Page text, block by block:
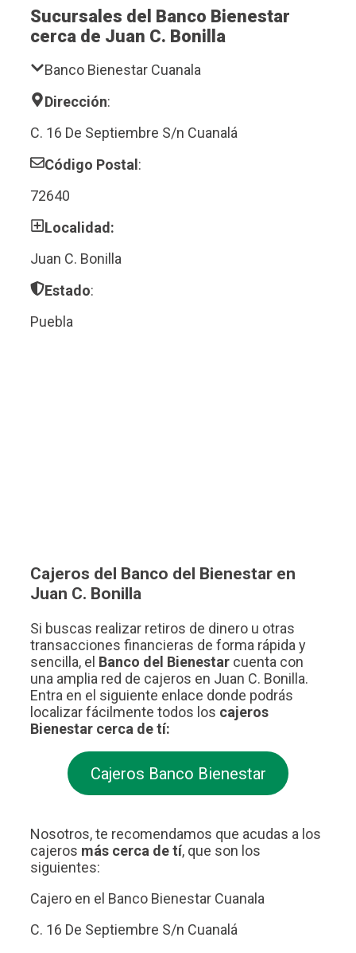
Sucursales del Banco Bienestar
cerca de Juan C. Bonilla
Banco Bienestar Cuanala
Dirección:
C. 16 De Septiembre S/n Cuanalá
Código Postal :
72640
Localidad:
Juan C. Bonilla
Estado:
Puebla
Cajeros del Banco del Bienestar en
Juan C. Bonilla
Si buscas realizar retiros de dinero u otras
transacciones financieras de forma rápida y
sencilla, el Banco del Bienestar cuenta con
una amplia red de cajeros en Juan C. Bonilla.
Entra en el siguiente enlace donde podrás
localizar fácilmente todos los cajeros
Bienestar cerca de tí:
Cajeros Banco Bienestar
Nosotros, te recomendamos que acudas a los
cajeros más cerca de tí, que son los
siguientes:
Cajero en el Banco Bienestar Cuanala
C. 16 De Septiembre S/n Cuanalá